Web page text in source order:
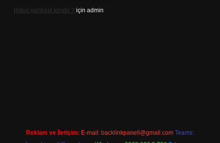
Hilkat garibesi kimdir ? için admin
Reklam ve İletişim: E-mail: backlinkpaneli@gmail.com Teams: